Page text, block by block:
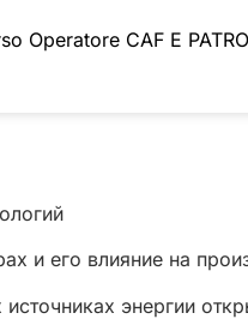
Operatore CAF E
и его влияние на
энергии